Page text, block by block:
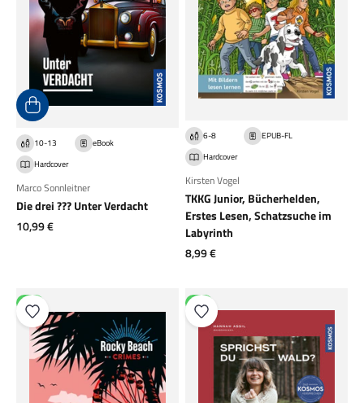
10-13
eBook
Hardcover
Marco Sonnleitner
Die drei ??? Unter Verdacht
Angebot
10,99 €
6-8
EPUB-FL
Hardcover
Kirsten Vogel
TKKG Junior, Bücherhelden,
Erstes Lesen, Schatzsuche im
Labyrinth
Angebot
8,99 €
NEU NEU